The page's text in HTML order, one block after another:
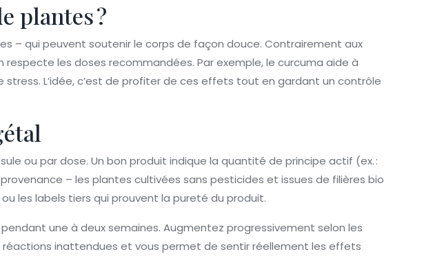
plantes ?
– qui peuvent soutenir le corps de façon douce. Contrairement aux
les doses recommandées. Par exemple, le curcuma aide à
stress. L’idée, c’est de profiter de ces effets tout en gardant un contrôle
ou par dose. Un bon produit indique la quantité de principe actif (ex. :
– les plantes cultivées sans pesticides et issues de filières bio
les labels tiers qui prouvent la pureté du produit.
une à deux semaines. Augmentez progressivement selon les
inattendues et vous permet de sentir réellement les effets